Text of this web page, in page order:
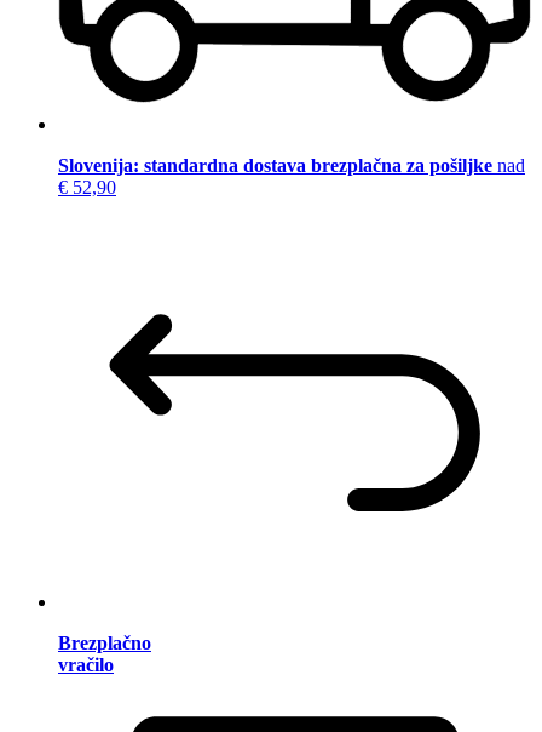
Slovenija: standardna dostava brezplačna za pošiljke nad
€ 52,90
Brezplačno
vračilo